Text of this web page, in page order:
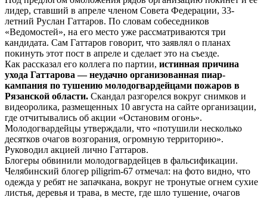
лидер, ставший в апреле членом Совета Федерации, 33-
летний Руслан Гаттаров. По словам собеседников
«Ведомостей», на его место уже рассматриваются три
кандидата. Сам Гаттаров говорит, что заявлял о планах
покинуть этот пост в апреле и сделает это на съезде.
Как рассказал его коллега по партии, истинная причина
ухода Гаттарова — неудачно организованная пиар-
кампания по тушению молодогвардейцами пожаров в
Рязанской области. Скандал разгорелся вокруг снимков и
видеоролика, размещенных 10 августа на сайте организации,
где отчитывались об акции «Остановим огонь».
Молодогвардейцы утверждали, что «потушили несколько
десятков очагов возгорания, огромную территорию».
Руководил акцией лично Гаттаров.
Блогеры обвинили молодогвардейцев в фальсификации.
Челябинский блогер piligrim-67 отмечал: на фото видно, что
одежда у ребят не запачкана, вокруг не тронутые огнем сухие
листья, деревья и трава, в месте, где шло тушение, очагов